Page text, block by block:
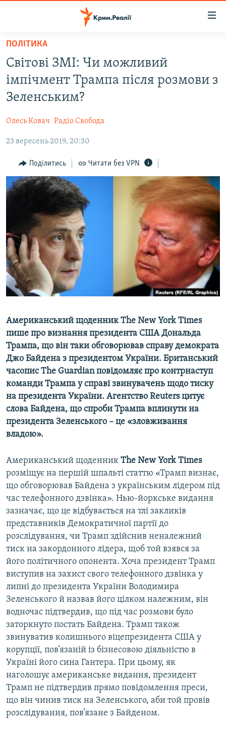
Перейти
основного
матеріалу
Перейти
до
основної
Перейти
пошуку
ВІДЕО ТА ФОТО
БЛОГИ
ПОГЛЯД
ІНТЕРВ'Ю
ВСЕ ЗА ДЕНЬ
СПЕЦПРОЕКТИ
ДЕПОРТАЦІЯ
ВІДЕОУРОКИ «ELIFBE»
СВІДЧЕННЯ ОКУПАЦІЇ
УКРАЇНСЬКА ПРОБЛЕМА КРИМУ
ІНФОГРАФІКА
ЯК ОБІЙТИ БЛОКУВАННЯ
Русский
Qırımtatar
ДОЛУЧАЙСЯ!
Усі сайти RFE/RL
ПОЛІТИКА
Світові ЗМІ: Чи можливий
імпічмент Трампа після розмови з
Зеленським?
Олесь Ковач Радіо Свобода
23 вересень 2019, 20:30
Поділитись Читати без VPN
Американський щоденник The New York Times
пише про визнання президента США Дональда
Трампа, що він таки обговорював справу демократа
Джо Байдена з президентом України. Британський
часопис The Guаrdian повідомляє про контрнаступ
команди Трампа у справі звинувачень щодо тиску
на президента України. Агентство Reuters цитує
слова Байдена, що спроби Трампа вплинути на
президента Зеленського – це «зловживання
владою».
Американський щоденник The New York Times
розміщує на першій шпальті статтю «Трамп визнає,
що обговорював Байдена з українським лідером під
час телефонного дзвінка». Нью-йоркське видання
зазначає, що це відбувається на тлі закликів
представників Демократичної партії до
розслідування, чи Трамп здійснив неналежний
тиск на закордонного лідера, щоб той взявся за
його політичного опонента. Хоча президент Трамп
виступив на захист свого телефонного дзвінка у
липні до президента України Володимира
Зеленського й назвав його цілком належним, він
водночас підтвердив, що під час розмови було
заторкнуто постать Байдена. Трамп також
звинуватив колишнього віцепрезидента США у
корупції, пов’язаній із бізнесовою діяльністю в
Україні його сина Гантера. При цьому, як
наголошує американське видання, президент
Трамп не підтвердив прямо повідомлення преси,
що він чинив тиск на Зеленського, аби той провів
розслідування, пов’язане з Байденом.